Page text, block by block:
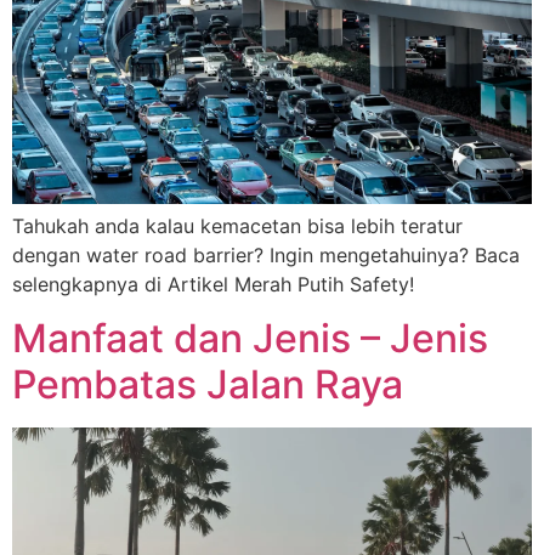
Tahukah anda kalau kemacetan bisa lebih teratur
dengan water road barrier? Ingin mengetahuinya? Baca
selengkapnya di Artikel Merah Putih Safety!
Manfaat dan Jenis – Jenis
Pembatas Jalan Raya